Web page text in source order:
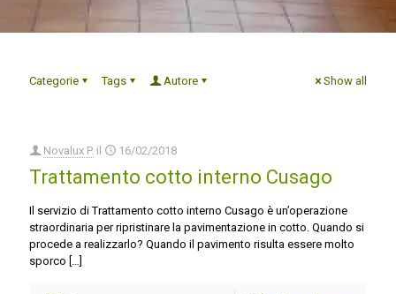
Categorie Tags Autore Show all
Novalux P. il 16/02/2018
Trattamento cotto interno Cusago
Il servizio di Trattamento cotto interno Cusago è un’operazione
straordinaria per ripristinare la pavimentazione in cotto. Quando si
procede a realizzarlo? Quando il pavimento risulta essere molto
sporco […]